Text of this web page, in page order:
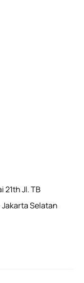
21th Jl. TB
Jakarta Selatan